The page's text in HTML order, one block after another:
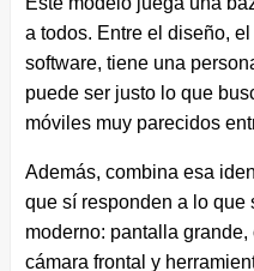
a todos. Entre el diseño,
software, tiene una
puede ser justo lo que
móviles muy parecidos
Además, combina esa
que sí responden a lo que
moderno: pantalla
cámara frontal y